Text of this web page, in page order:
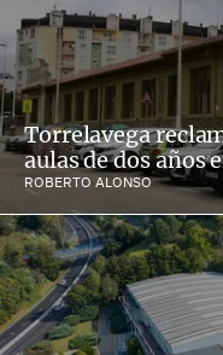
Torrelavega
aulas de dos años
ROBERTO ALONSO